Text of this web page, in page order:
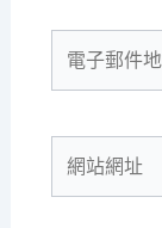
件
地
址
站